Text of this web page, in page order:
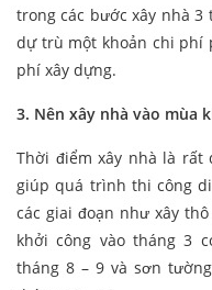
trong các bước xây nhà 3
dự trù một khoản chi phí
phí xây dựng.
3. Nên xây nhà vào mùa
Thời điểm xây nhà là rất
giúp quá trình thi công
các giai đoạn như xây
khởi công vào tháng 3
tháng 8 – 9 và sơn